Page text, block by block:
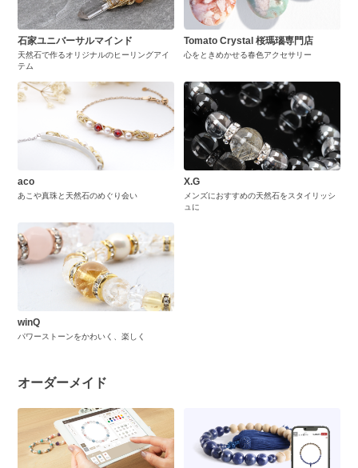
石家ユニバーサルマインド
天然石で作るオリジナルのヒーリングアイ
テム
Tomato Crystal 桜瑪瑙専門店
心をときめかせる春色アクセサリー
aco
あこや真珠と天然石のめぐり会い
X.G
メンズにおすすめの天然石をスタイリッシ
ュに
winQ
パワーストーンをかわいく、楽しく
オーダーメイド